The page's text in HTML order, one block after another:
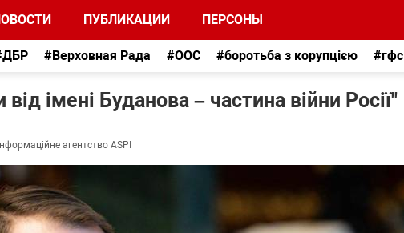
ПУБЛИКАЦИИ ПЕРСОНЫ
#Верховная Рада #ООС #боротьба з корупцією #гфс
імені Буданова – частина війни Росії"
агентство ASPI